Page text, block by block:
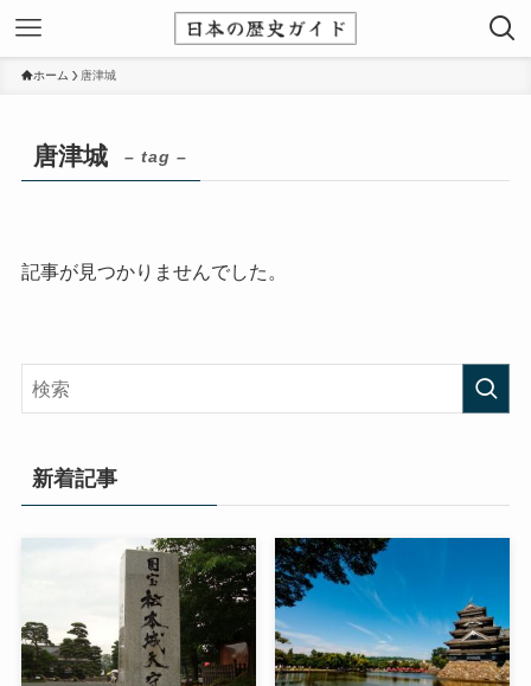
ホーム 唐津城
唐津城 – tag –
記事が見つかりませんでした。
新着記事